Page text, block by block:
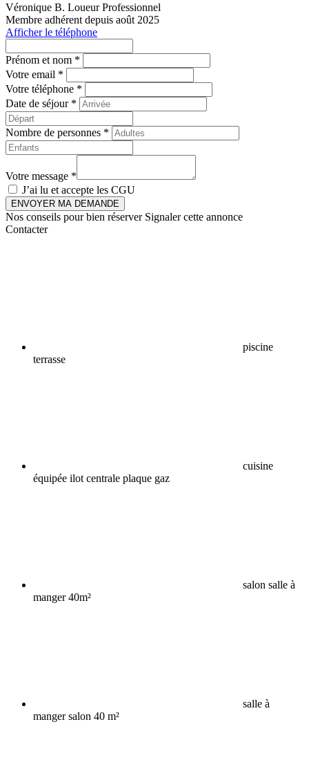
Véronique B. Loueur Professionnel
Membre adhérent depuis août 2025
Afficher le téléphone
Prénom et nom *
Votre email *
Votre téléphone *
Date de séjour *
Nombre de personnes *
Votre message *
J’ai lu et accepte les CGU
ENVOYER MA DEMANDE
Nos conseils pour bien réserver Signaler cette annonce
Contacter
piscine
terrasse
cuisine
équipée ilot centrale plaque gaz
salon salle à
manger 40m²
salle à
manger salon 40 m²